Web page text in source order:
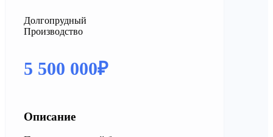
Долгопрудный
Производство
5 500 000₽
Описание